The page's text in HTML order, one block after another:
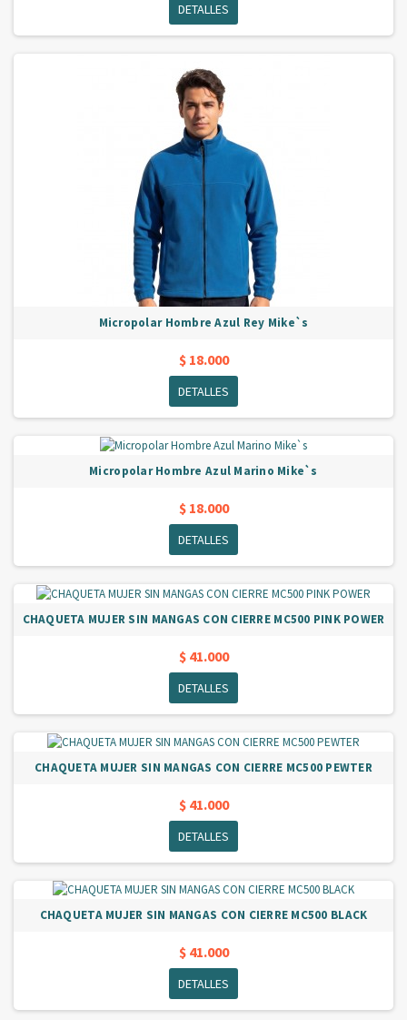
DETALLES
Micropolar Hombre Azul Rey Mike`s
$ 18.000
DETALLES
Micropolar Hombre Azul Marino Mike`s
$ 18.000
DETALLES
CHAQUETA MUJER SIN MANGAS CON CIERRE MC500 PINK POWER
$ 41.000
DETALLES
CHAQUETA MUJER SIN MANGAS CON CIERRE MC500 PEWTER
$ 41.000
DETALLES
CHAQUETA MUJER SIN MANGAS CON CIERRE MC500 BLACK
$ 41.000
DETALLES